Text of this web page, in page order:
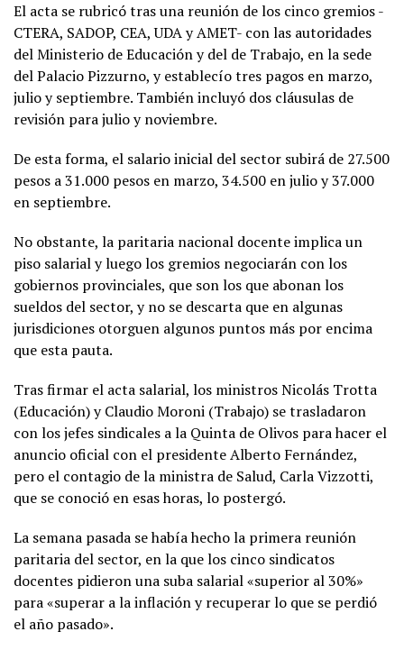
El acta se rubricó tras una reunión de los cinco gremios -
CTERA, SADOP, CEA, UDA y AMET- con las autoridades
del Ministerio de Educación y del de Trabajo, en la sede
del Palacio Pizzurno, y establecío tres pagos en marzo,
julio y septiembre. También incluyó dos cláusulas de
revisión para julio y noviembre.
De esta forma, el salario inicial del sector subirá de 27.500
pesos a 31.000 pesos en marzo, 34.500 en julio y 37.000
en septiembre.
No obstante, la paritaria nacional docente implica un
piso salarial y luego los gremios negociarán con los
gobiernos provinciales, que son los que abonan los
sueldos del sector, y no se descarta que en algunas
jurisdiciones otorguen algunos puntos más por encima
que esta pauta.
Tras firmar el acta salarial, los ministros Nicolás Trotta
(Educación) y Claudio Moroni (Trabajo) se trasladaron
con los jefes sindicales a la Quinta de Olivos para hacer el
anuncio oficial con el presidente Alberto Fernández,
pero el contagio de la ministra de Salud, Carla Vizzotti,
que se conoció en esas horas, lo postergó.
La semana pasada se había hecho la primera reunión
paritaria del sector, en la que los cinco sindicatos
docentes pidieron una suba salarial «superior al 30%»
para «superar a la inflación y recuperar lo que se perdió
el año pasado».